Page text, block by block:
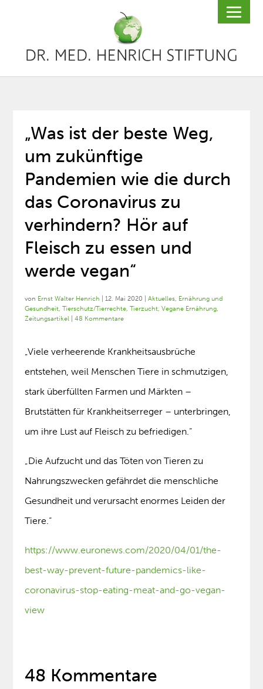
„Was ist der beste Weg,
um zukünftige
Pandemien wie die durch
das Coronavirus zu
verhindern? Hör auf
Fleisch zu essen und
werde vegan“
von Ernst Walter Henrich |12. Mai 2020 |Aktuelles, Ernährung und
Gesundheit,Tierschutz/Tierrechte,Tierzucht,Vegane Ernährung,
Zeitungsartikel |48 Kommentare
„Viele verheerende Krankheitsausbrüche
entstehen, weil Menschen Tiere in schmutzigen,
stark überfüllten Farmen und Märkten –
Brutstätten für Krankheitserreger – unterbringen,
um ihre Lust auf Fleisch zu befriedigen.“
„Die Aufzucht und das Töten von Tieren zu
Nahrungszwecken gefährdet die menschliche
Gesundheit und verursacht enormes Leiden der
Tiere.“
https://www.euronews.com/2020/04/01/the-
best-way-prevent-future-pandemics-like-
coronavirus-stop-eating-meat-and-go-vegan-
view
48 Kommentare